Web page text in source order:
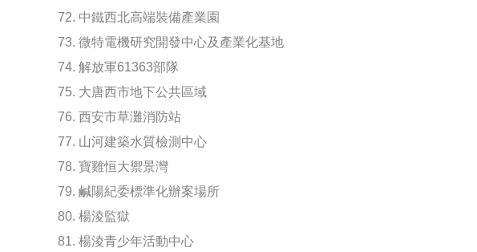
72. 中鐵西北高端裝備產業園
73. 微特電機研究開發中心及產業化基地
74. 解放軍61363部隊
75. 大唐西市地下公共區域
76. 西安市草灘消防站
77. 山河建築水質檢測中心
78. 寶雞恒大禦景灣
79. 鹹陽紀委標準化辦案場所
80. 楊淩監獄
81. 楊淩青少年活動中心